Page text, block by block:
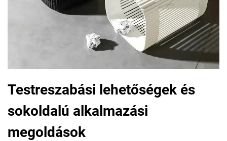
Testreszabási lehetőségek és
sokoldalú alkalmazási
megoldások